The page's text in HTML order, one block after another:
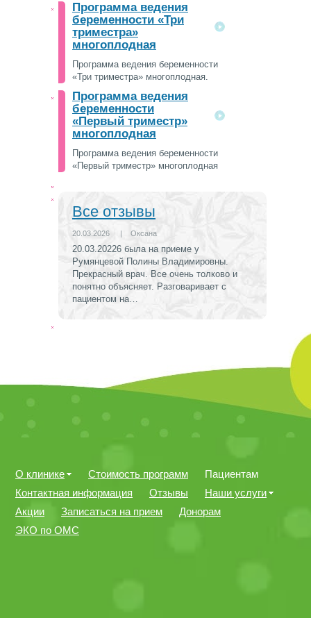
Программа ведения
беременности «Три
триместра»
многоплодная
Программа ведения беременности
«Три триместра» многоплодная.
Программа ведения
беременности
«Первый триместр»
многоплодная
Программа ведения беременности
«Первый триместр» многоплодная
Все отзывы
20.03.2026 | Оксана
20.03.20226 была на приеме у
Румянцевой Полины Владимировны.
Прекрасный врач. Все очень толково и
понятно объясняет. Разговаривает с
пациентом на…
О клинике Стоимость программ
Пациентам
Контактная информация
Отзывы
Наши услуги
Акции
Записаться на прием
Донорам
ЭКО по ОМС